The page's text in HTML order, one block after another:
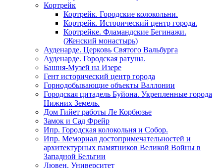
Кортрейк
Кортрейк. Городские колокольни.
Кортрейк. Исторический центр города.
Кортрейке. Фламандские Бегинажи.
(Женский монастырь)
Ауденарде. Церковь Святого Вальбурга
Ауденарде. Городская ратуша.
Башня-Музей на Изере
Гент исторический центр города
Горнодобывающие объекты Валлонии
Городская цитадель Буйона. Укрепленные города
Нижних Земель.
Дом Гийет работы Ле Корбюзье
Замок и Сад Фрейр
Ипр. Городская колокольня и Собор.
Ипр. Мемориал достопримечательностей и
архитектурных памятников Великой Войны в
Западной Бельгии
Лювен. Университет